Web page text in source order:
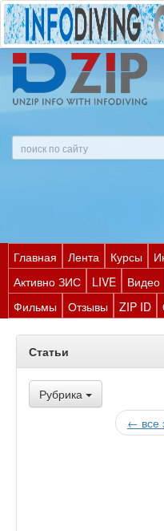
Главная Лента Курсы
Активно ЗИС
LIVE Видео
Фильмы
Отзывы ZIP ID
Статьи
Рубрика
← все